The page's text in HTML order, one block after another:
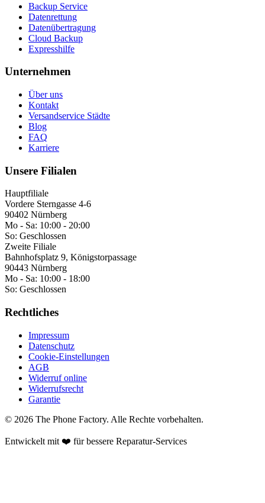
Backup Service
Datenrettung
Datenübertragung
Cloud Backup
Expresshilfe
Unternehmen
Über uns
Kontakt
Versandservice Städte
Blog
FAQ
Karriere
Unsere Filialen
Hauptfiliale
Vordere Sterngasse 4-6
90402 Nürnberg
Mo - Sa: 10:00 - 20:00
So: Geschlossen
Zweite Filiale
Bahnhofsplatz 9, Königstorpassage
90443 Nürnberg
Mo - Sa: 10:00 - 18:00
So: Geschlossen
Rechtliches
Impressum
Datenschutz
Cookie-Einstellungen
AGB
Widerruf online
Widerrufsrecht
Garantie
© 2026 The Phone Factory. Alle Rechte vorbehalten.
Entwickelt mit ❤️ für bessere Reparatur-Services